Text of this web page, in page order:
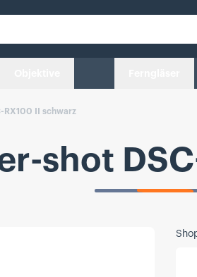
RX100 II schwarz
shot